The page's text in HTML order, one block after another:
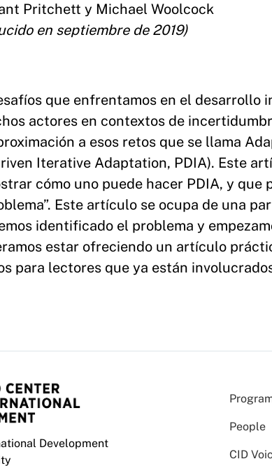
Pritchett y Michael Woolcock
en septiembre de 2019)
que enfrentamos en el desarrollo
actores en contextos de
a esos retos que se llama
Iterative Adaptation, PDIA). Este
cómo uno puede hacer PDIA, y
Este artículo se ocupa de una
identificado el problema y
estar ofreciendo un artículo
para lectores que ya están
Development
People
CID